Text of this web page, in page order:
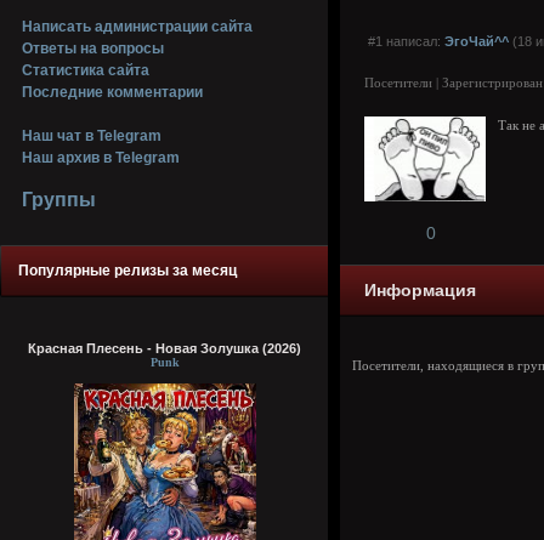
Написать администрации сайта
Ответы на вопросы
Статистика сайта
Последние комментарии
Наш чат в Telegram
Наш архив в Telegram
Группы
Популярные релизы за месяц
Красная Плесень - Новая Золушка (2026)
Punk
#1 написал: ЭгоЧай^^ (18
Посетители |
Так не
0
Информация
Посетители, находящиеся в